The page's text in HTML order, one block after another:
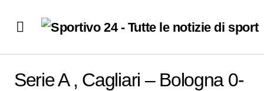
Serie A , Cagliari – Bologna 0-